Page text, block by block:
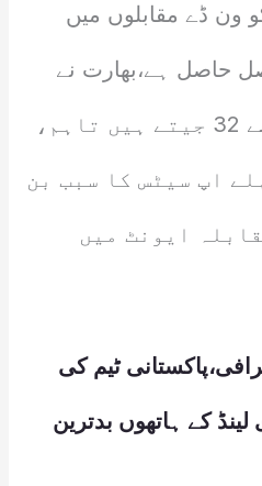
ون ڈے مقابلوں میں
حاصل ہے،بھارت نے
اپنے 41 مقابلوں میں سے 32 جیتے ہیں تاہم،
اپ سیٹس کا سبب بن
ایونٹ میں
ٹیم کی
کے ہاتھوں بدترین